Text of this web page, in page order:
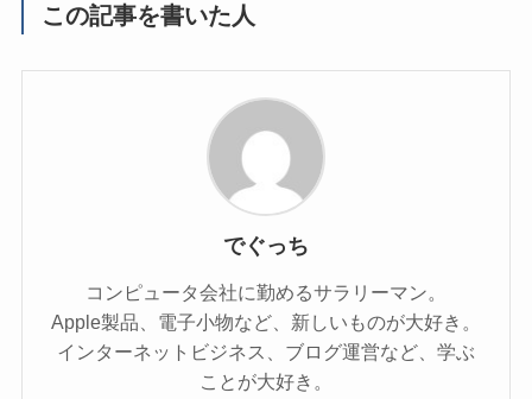
この記事を書いた人
でぐっち
コンピュータ会社に勤めるサラリーマン。
Apple製品、電子小物など、新しいものが大好き。
インターネットビジネス、ブログ運営など、学ぶ
ことが大好き。